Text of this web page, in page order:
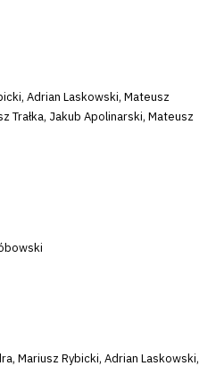
Adrian Laskowski, Mateusz
Trałka, Jakub Apolinarski, Mateusz
Mariusz Rybicki, Adrian Laskowski,